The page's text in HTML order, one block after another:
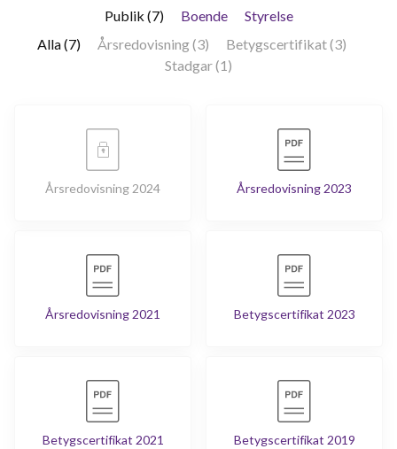
Publik (7) Boende
Styrelse
Alla (7)
Årsredovisning (3)
Betygscertifikat (3)
Stadgar (1)
Årsredovisning 2024 Årsredovisning 2023
Årsredovisning 2021 Betygscertifikat 2023
Betygscertifikat 2021 Betygscertifikat 2019